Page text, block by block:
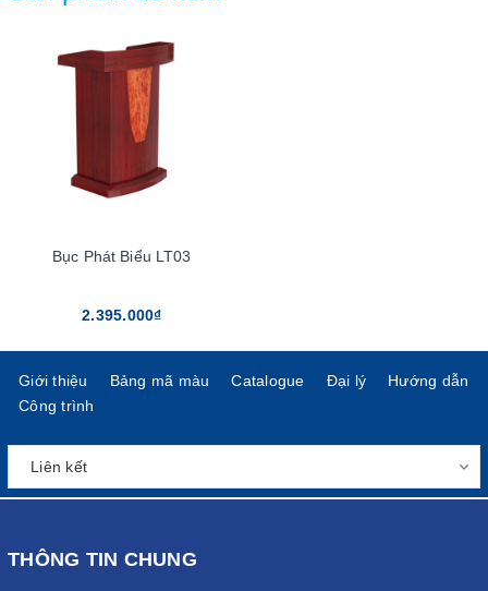
Bục Phát Biểu LT03
2.395.000₫
Giới thiệu Bảng mã màu Catalogue Đại lý
Hướng dẫn
Công trình
THÔNG TIN CHUNG